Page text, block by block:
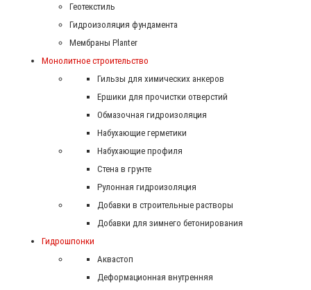
Геотекстиль
Гидроизоляция фундамента
Мембраны Planter
Монолитное строительство
Гильзы для химических анкеров
Ершики для прочистки отверстий
Обмазочная гидроизоляция
Набухающие герметики
Набухающие профиля
Стена в грунте
Рулонная гидроизоляция
Добавки в строительные растворы
Добавки для зимнего бетонирования
Гидрошпонки
Аквастоп
Деформационная внутренняя